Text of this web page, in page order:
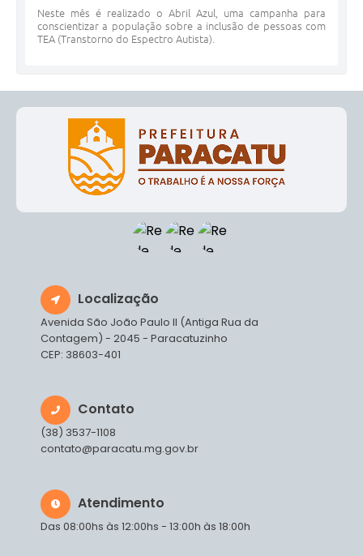
Neste mês é realizado o Abril Azul, uma campanha para
conscientizar a população sobre a inclusão de pessoas com
TEA (Transtorno do Espectro Autista).
Localização
Avenida São João Paulo II (Antiga Rua da
Contagem) - 2045 - Paracatuzinho
CEP: 38603-401
Contato
(38) 3537-1108
contato@paracatu.mg.gov.br
Atendimento
Das 08:00hs às 12:00hs - 13:00h às 18:00h